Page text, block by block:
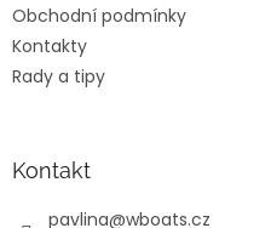
Obchodní podmínky
Kontakty
Rady a tipy
Kontakt
pavlina@wboats.cz